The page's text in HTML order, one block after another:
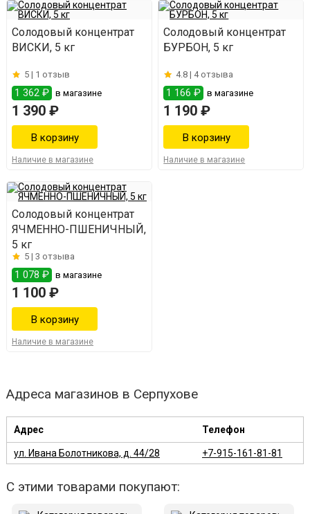
Солодовый концентрат
ВИСКИ, 5 кг
5 | 1 отзыв
1 362 ₽ в магазине
1 390 ₽
Наличие в магазине
Солодовый концентрат
БУРБОН, 5 кг
4.8 | 4 отзыва
1 166 ₽ в магазине
1 190 ₽
Наличие в магазине
Солодовый концентрат
ЯЧМЕННО-ПШЕНИЧНЫЙ,
5 кг
5 | 3 отзыва
1 078 ₽ в магазине
1 100 ₽
Наличие в магазине
Адреса магазинов в Серпухове
Адрес Телефон
ул. Ивана Болотникова, д. 44/28 +7-915-161-81-81
С этими товарами покупают: